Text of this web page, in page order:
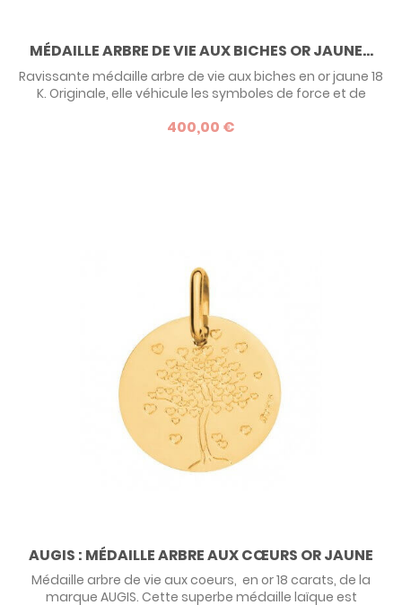
MÉDAILLE ARBRE DE VIE AUX BICHES OR JAUNE...
Ravissante médaille arbre de vie aux biches en or jaune 18
K. Originale, elle véhicule les symboles de force et de
ou un baptême, à porter par bébé ou sa maman.
400,00 €
AUGIS : MÉDAILLE ARBRE AUX CŒURS OR JAUNE
Médaille arbre de vie aux coeurs, en or 18 carats, de la
marque AUGIS. Cette superbe médaille laïque est